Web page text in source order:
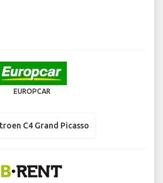
EUROPCAR
C4 Grand Picasso